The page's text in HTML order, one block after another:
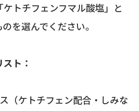
トチフェンフマル酸塩」と
を選んでください。
ト：
（ケトチフェン配合・しみな